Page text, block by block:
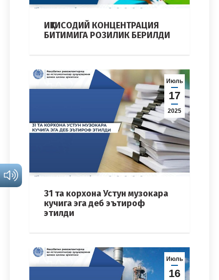
ИҚТИСОДИЙ КОНЦЕНТРАЦИЯ
БИТИМИГА РОЗИЛИК БЕРИЛДИ
Июль
17
2025
31 та корхона Устун музокара
кучига эга деб эътироф
этилди
Июль
16